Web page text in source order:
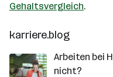
Gehaltsvergleich.
karriere.blog
Arbeiten bei
nicht?